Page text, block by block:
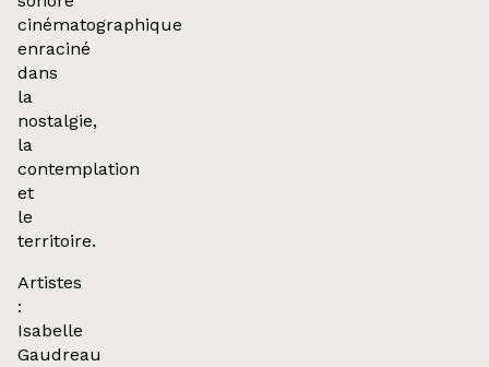
cinématographique
enraciné
dans
la
nostalgie,
la
contemplation
et
le
territoire.
Artistes
:
Isabelle
Gaudreau